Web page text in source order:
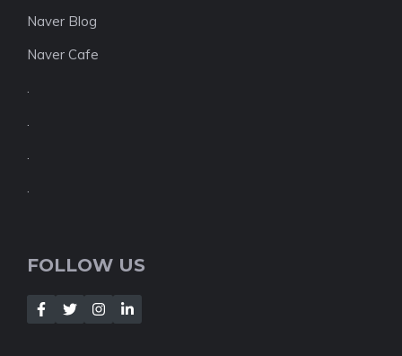
Naver Blog
Naver Cafe
.
.
.
.
FOLLOW US